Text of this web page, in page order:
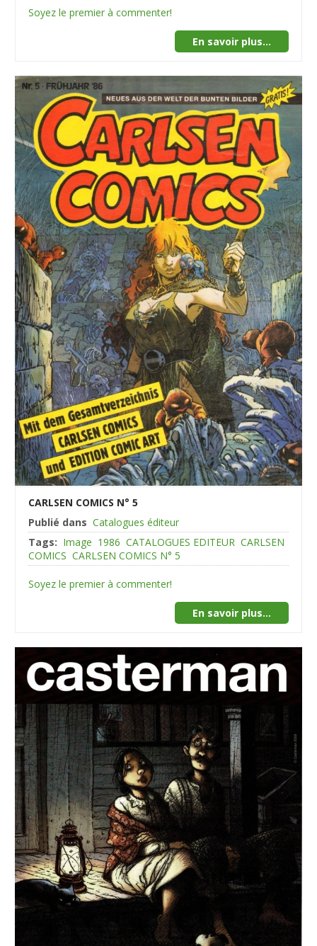
Soyez le premier à commenter!
En savoir plus...
CARLSEN COMICS N° 5
Publié dans Catalogues éditeur
Tags: Image 1986 CATALOGUES EDITEUR CARLSEN
COMICS CARLSEN COMICS N° 5
Soyez le premier à commenter!
En savoir plus...